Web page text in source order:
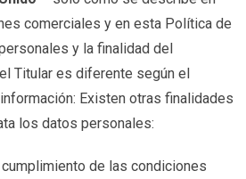
comerciales y en esta Política de
y la finalidad del
Titular es diferente según el
Existen otras finalidades
los datos personales:
de las condiciones